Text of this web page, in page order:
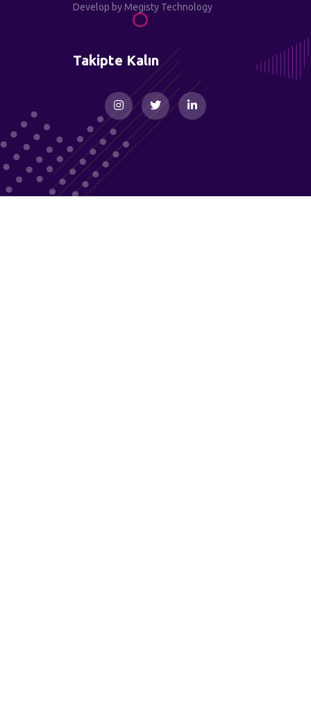
Develop byMegisty Technology
Takipte Kalın